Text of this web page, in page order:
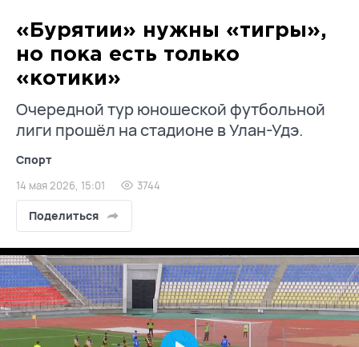
«Бурятии» нужны «тигры»,
но пока есть только
«котики»
Очередной тур юношеской футбольной
лиги прошёл на стадионе в Улан-Удэ.
Спорт
14 мая 2026, 15:01 3744
Поделиться